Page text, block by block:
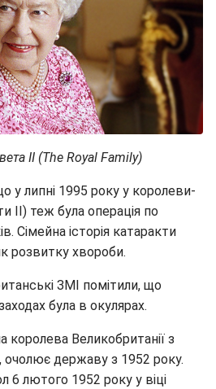
ІІ (The Royal Family)
у липні 1995 року у королеви-
ІІ) теж була операція по
Сімейна історія катаракти
розвитку хвороби.
ЗМІ помітили, що
була в окулярах.
королева Великобританії з
очолює державу з 1952 року.
6 лютого 1952 року у віці